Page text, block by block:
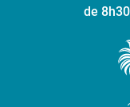
de